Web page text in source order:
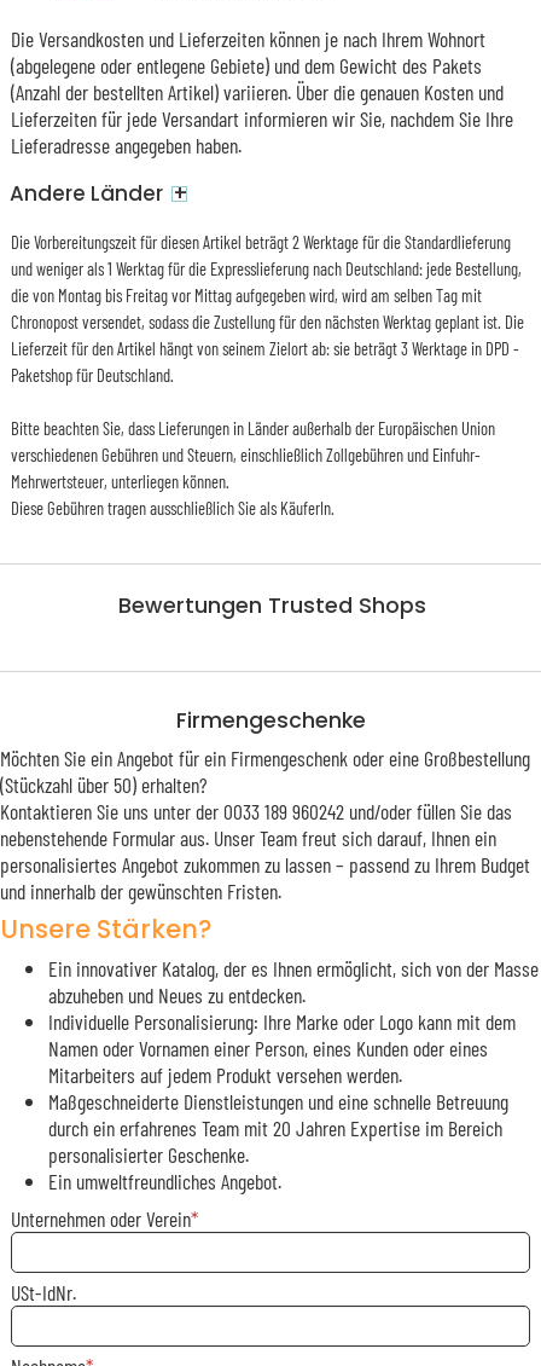
Bewertungen Trusted Shops
Die Versandkosten und Lieferzeiten können je nach Ihrem Wohnort
(abgelegene oder entlegene Gebiete) und dem Gewicht des Pakets
(Anzahl der bestellten Artikel) variieren. Über die genauen Kosten und
Lieferzeiten für jede Versandart informieren wir Sie, nachdem Sie Ihre
Lieferadresse angegeben haben.
Andere Länder +
Die Vorbereitungszeit für diesen Artikel beträgt 2 Werktage für die Standardlieferung
und weniger als 1 Werktag für die Expresslieferung nach Deutschland: jede Bestellung,
die von Montag bis Freitag vor Mittag aufgegeben wird, wird am selben Tag mit
Chronopost versendet, sodass die Zustellung für den nächsten Werktag geplant ist. Die
Lieferzeit für den Artikel hängt von seinem Zielort ab: sie beträgt 3 Werktage in DPD -
Paketshop für Deutschland.
Bitte beachten Sie, dass Lieferungen in Länder außerhalb der Europäischen Union
verschiedenen Gebühren und Steuern, einschließlich Zollgebühren und Einfuhr-
Mehrwertsteuer, unterliegen können.
Diese Gebühren tragen ausschließlich Sie als KäuferIn.
Firmengeschenke
Möchten Sie ein Angebot für ein Firmengeschenk oder eine Großbestellung
(Stückzahl über 50) erhalten?
Kontaktieren Sie uns unter der 0033 189 960242 und/oder füllen Sie das
nebenstehende Formular aus. Unser Team freut sich darauf, Ihnen ein
personalisiertes Angebot zukommen zu lassen – passend zu Ihrem Budget
und innerhalb der gewünschten Fristen.
Unsere Stärken?
Ein innovativer Katalog, der es Ihnen ermöglicht, sich von der Masse
abzuheben und Neues zu entdecken.
Individuelle Personalisierung: Ihre Marke oder Logo kann mit dem
Namen oder Vornamen einer Person, eines Kunden oder eines
Mitarbeiters auf jedem Produkt versehen werden.
Maßgeschneiderte Dienstleistungen und eine schnelle Betreuung
durch ein erfahrenes Team mit 20 Jahren Expertise im Bereich
personalisierter Geschenke.
Ein umweltfreundliches Angebot.
Unternehmen oder Verein
USt-IdNr.